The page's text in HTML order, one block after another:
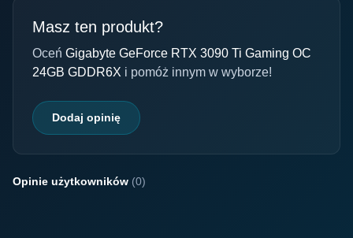
Masz ten produkt?
Oceń Gigabyte GeForce RTX 3090 Ti Gaming OC
24GB GDDR6X i pomóż innym w wyborze!
Dodaj opinię
Opinie użytkowników (0)